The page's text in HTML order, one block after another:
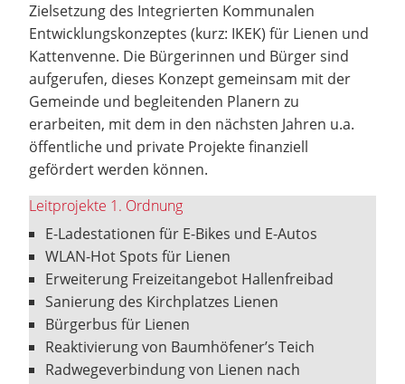
Zielsetzung des Integrierten Kommunalen
Entwicklungskonzeptes (kurz: IKEK) für Lienen und
Kattenvenne. Die Bürgerinnen und Bürger sind
aufgerufen, dieses Konzept gemeinsam mit der
Gemeinde und begleitenden Planern zu
erarbeiten, mit dem in den nächsten Jahren u.a.
öffentliche und private Projekte finanziell
gefördert werden können.
Leitprojekte 1. Ordnung
E-Ladestationen für E-Bikes und E-Autos
WLAN-Hot Spots für Lienen
Erweiterung Freizeitangebot Hallenfreibad
Sanierung des Kirchplatzes Lienen
Bürgerbus für Lienen
Reaktivierung von Baumhöfener’s Teich
Radwegeverbindung von Lienen nach